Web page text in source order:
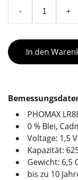
- +
In den
PHOMAX
0 % Blei,
Voltage: 1,5
Kapazität:
Gewicht: 6,5
bis zu 10